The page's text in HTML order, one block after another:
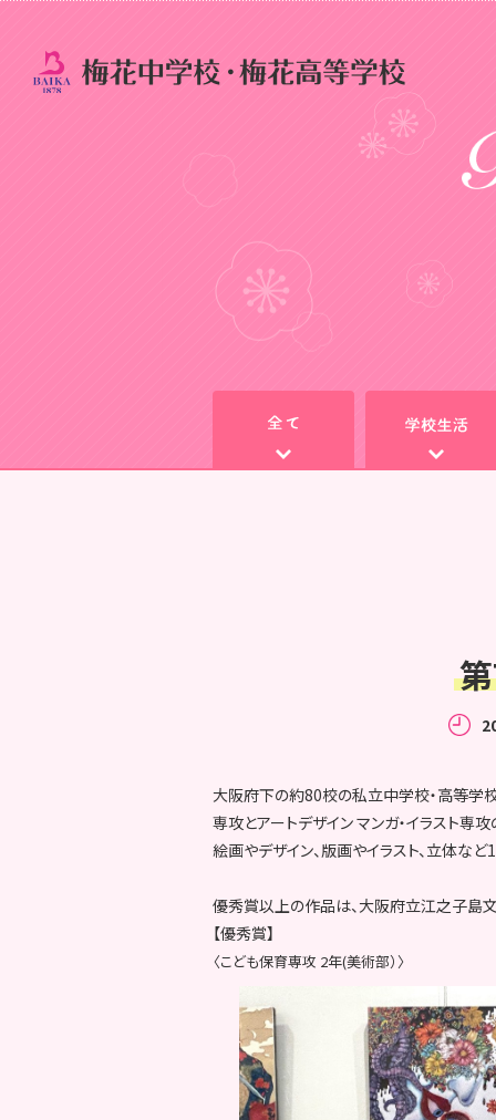
大阪府下の約80校の私立中学校・高等学
専攻とアートデザイン マンガ・イラスト専
絵画やデザイン、版画やイラスト、立体な
優秀賞以上の作品は、大阪府立江之子島
【優秀賞】
〈こども保育専攻 2年(美術部）〉